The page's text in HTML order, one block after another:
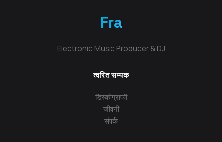
Fra
Electronic Music Producer & DJ
त्वरित सम्पक
डिस्कोग्राफी
जीवनी
संपर्क